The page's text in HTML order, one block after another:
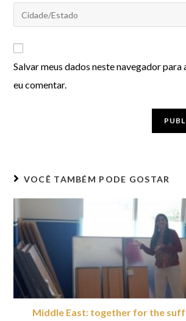
Salvar meus dados neste navegador para
eu comentar.
VOCÊ TAMBÉM PODE GOSTAR
Middle East: together for the